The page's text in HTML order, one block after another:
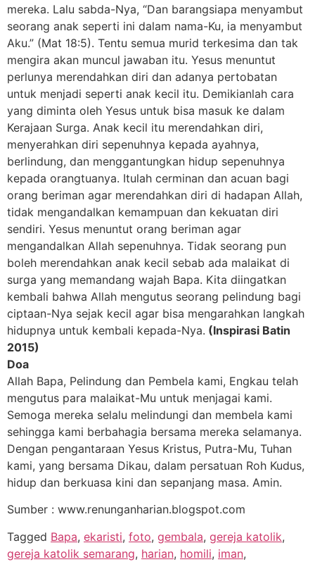
mereka. Lalu sabda-Nya, “Dan barangsiapa menyambut
seorang anak seperti ini dalam nama-Ku, ia menyambut
Aku.” (Mat 18:5). Tentu semua murid terkesima dan tak
mengira akan muncul jawaban itu. Yesus menuntut
perlunya merendahkan diri dan adanya pertobatan
untuk menjadi seperti anak kecil itu. Demikianlah cara
yang diminta oleh Yesus untuk bisa masuk ke dalam
Kerajaan Surga. Anak kecil itu merendahkan diri,
menyerahkan diri sepenuhnya kepada ayahnya,
berlindung, dan menggantungkan hidup sepenuhnya
kepada orangtuanya. Itulah cerminan dan acuan bagi
orang beriman agar merendahkan diri di hadapan Allah,
tidak mengandalkan kemampuan dan kekuatan diri
sendiri. Yesus menuntut orang beriman agar
mengandalkan Allah sepenuhnya. Tidak seorang pun
boleh merendahkan anak kecil sebab ada malaikat di
surga yang memandang wajah Bapa. Kita diingatkan
kembali bahwa Allah mengutus seorang pelindung bagi
ciptaan-Nya sejak kecil agar bisa mengarahkan langkah
hidupnya untuk kembali kepada-Nya. (Inspirasi Batin
2015)
Doa
Allah Bapa, Pelindung dan Pembela kami, Engkau telah
mengutus para malaikat-Mu untuk menjagai kami.
Semoga mereka selalu melindungi dan membela kami
sehingga kami berbahagia bersama mereka selamanya.
Dengan pengantaraan Yesus Kristus, Putra-Mu, Tuhan
kami, yang bersama Dikau, dalam persatuan Roh Kudus,
hidup dan berkuasa kini dan sepanjang masa. Amin.
Sumber : www.renunganharian.blogspot.com
Tagged Bapa, ekaristi, foto, gembala, gereja katolik,
gereja katolik semarang, harian, homili, iman,